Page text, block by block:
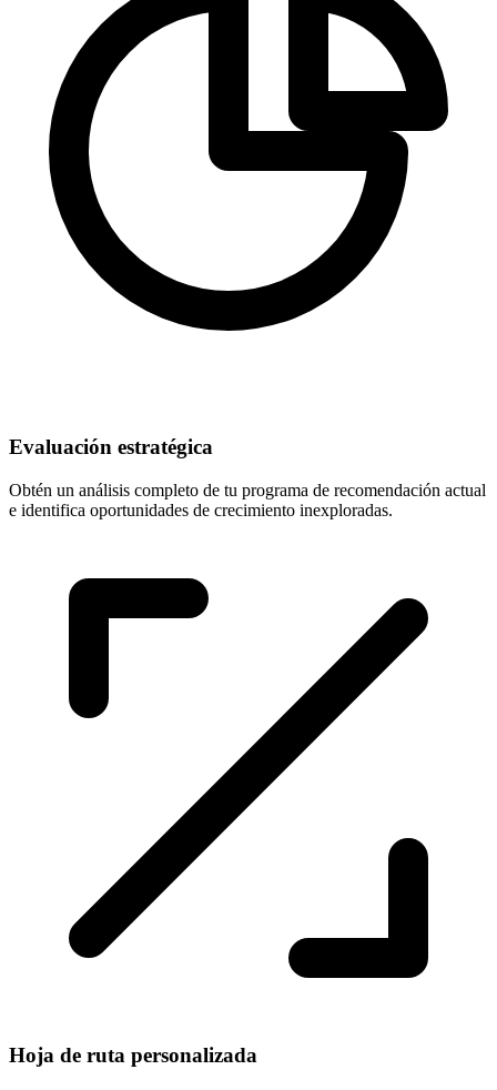
Evaluación estratégica
Obtén un análisis completo de tu programa de recomendación actual
e identifica oportunidades de crecimiento inexploradas.
Hoja de ruta personalizada